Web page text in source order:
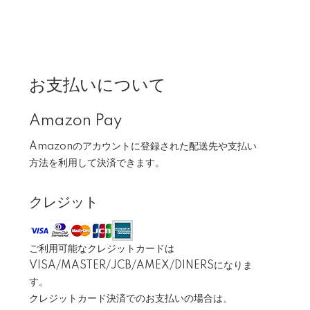
お支払いについて
Amazon Pay
Amazonのアカウントに登録された配送先や支払い
方法を利用して決済できます。
クレジット
ご利用可能なクレジットカードは
VISA/MASTER/JCB/AMEX/DINERSになりま
す。
クレジットカード決済でのお支払いの場合は、